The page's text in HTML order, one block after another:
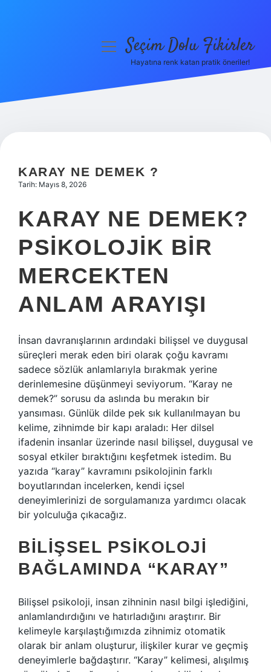
Hakkımızda
menüyüSeçim Dolu Fikirler
Hayatına renk katan pratik öneriler!
KARAY NE DEMEK ?
Tarih: Mayıs 8, 2026
KARAY NE DEMEK?
PSIKOLOJIK BIR
MERCEKTEN
ANLAM ARAYIŞI
İnsan davranışlarının ardındaki bilişsel ve duygusal
süreçleri merak eden biri olarak çoğu kavramı
sadece sözlük anlamlarıyla bırakmak yerine
derinlemesine düşünmeyi seviyorum. “Karay ne
demek?” sorusu da aslında bu merakın bir
yansıması. Günlük dilde pek sık kullanılmayan bu
kelime, zihnimde bir kapı araladı: Her dilsel
ifadenin insanlar üzerinde nasıl bilişsel, duygusal ve
sosyal etkiler bıraktığını keşfetmek istedim. Bu
yazıda “karay” kavramını psikolojinin farklı
boyutlarından incelerken, kendi içsel
deneyimlerinizi de sorgulamanıza yardımcı olacak
bir yolculuğa çıkacağız.
BILIŞSEL PSIKOLOJI
BAĞLAMINDA “KARAY”
Bilişsel psikoloji, insan zihninin nasıl bilgi işlediğini,
anlamlandırdığını ve hatırladığını araştırır. Bir
kelimeyle karşılaştığımızda zihnimiz otomatik
olarak bir anlam oluşturur, ilişkiler kurar ve geçmiş
deneyimlerle bağdaştırır. “Karay” kelimesi, alışılmış